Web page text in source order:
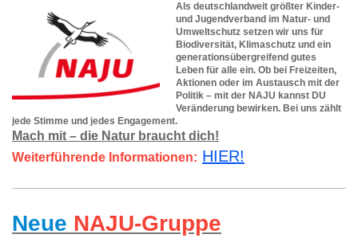
Als deutschlandweit größter Kinder-
und Jugendverband im Natur- und
Umweltschutz setzen wir uns für
Biodiversität, Klimaschutz und ein
generationsübergreifend gutes
Leben für alle ein. Ob bei Freizeiten,
Aktionen oder im Austausch mit der
Politik – mit der NAJU kannst DU
Veränderung bewirken. Bei uns zählt
jede Stimme und jedes Engagement.
Mach mit – die Natur braucht dich!
Weiterführende Informationen: HIER!
Neue NAJU-Gruppe